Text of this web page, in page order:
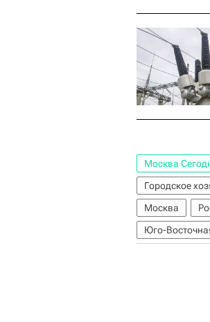
Москва
Городское
Москва
Юго-